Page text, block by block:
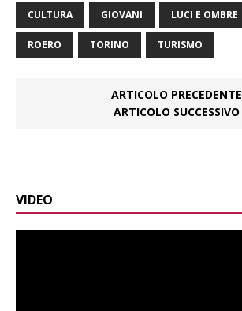
CULTURA GIOVANI LUCI E OMBRE
ROERO TORINO TURISMO
ARTICOLO PRECEDENTE
ARTICOLO SUCCESSIVO
VIDEO